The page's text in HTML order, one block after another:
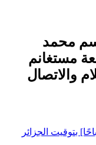
محمد
مستغانم
والاتصال